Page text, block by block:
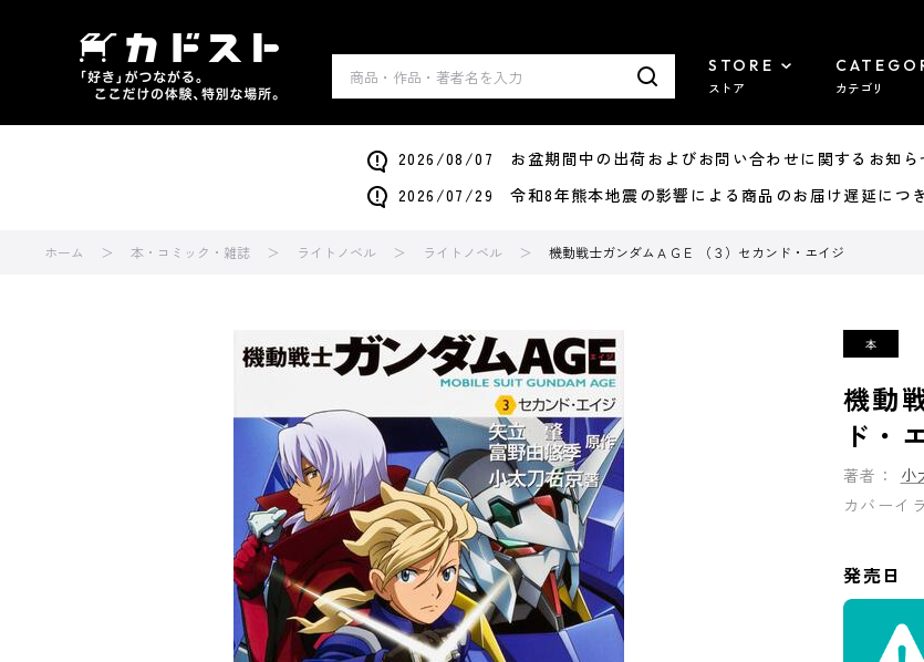
STORE
ストア カテゴリ
2026/08/07 お盆期間中の出荷およびお問い合わせに関するお知ら
2026/07/29 令和8年熊本地震の影響による商品のお届け遅延につ
ホーム 本・コミック・雑誌 ライトノベル ライトノベル 機動戦士ガンダムＡＧＥ （３）セカンド・エイジ
機動
ド・
著者：
カバーイ
発売日